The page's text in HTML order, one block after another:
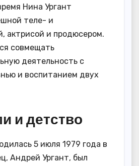
Нина Ургант
теле- и
актрисой и продюсером.
совмещать
деятельность с
и воспитанием двух
и детство
5 июля 1979 года в
Андрей Ургант, был